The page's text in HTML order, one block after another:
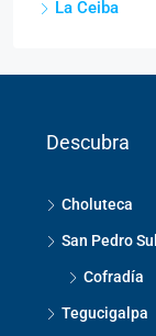
San Lorenzo
Choluteca
San Pedro
Cofradía